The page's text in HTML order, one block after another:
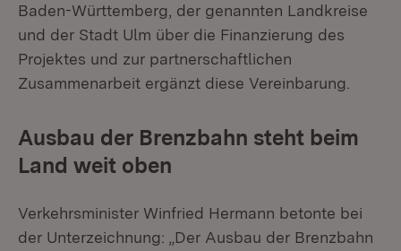
Baden-Württemberg, der genannten Landkreise
und der Stadt Ulm über die Finanzierung des
Projektes und zur partnerschaftlichen
Zusammenarbeit ergänzt diese Vereinbarung.
Ausbau der Brenzbahn steht beim
Land weit oben
Verkehrsminister Winfried Hermann betonte bei
der Unterzeichnung: „Der Ausbau der Brenzbahn